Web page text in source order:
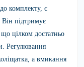
комплекту, є
підтримує
цілком достатньо
Регулювання
а вмикання